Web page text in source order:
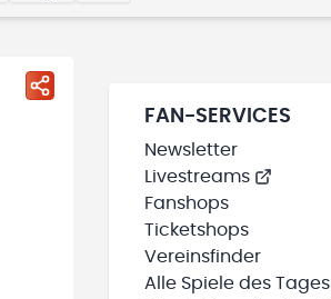
FAN-SERVICES
Newsletter
Livestreams
Fanshops
Ticketshops
Vereinsfinder
Alle Spiele des Tages